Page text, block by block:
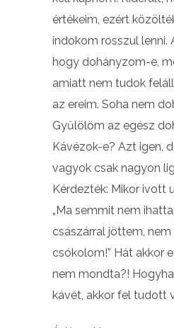
értékeim, ezért
indokom rosszul lenni.
hogy dohányzom-e,
amiatt nem tudok
az ereim. Soha nem
Gyűlölöm az egész
Kávézok-e? Azt igen,
vagyok csak nagyon
Kérdezték: Mikor ivott
„Ma semmit nem
császárral jöttem,
csókolom!” Hát akkor
nem mondta?!
kávét, akkor fel tudott